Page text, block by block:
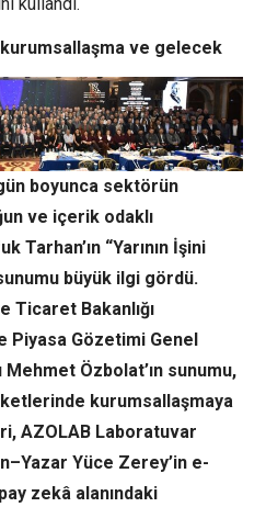
ve gelecek
boyunca sektörün
ve içerik odaklı
Tarhan’ın “Yarının İşini
büyük ilgi gördü.
Ticaret Bakanlığı
Piyasa Gözetimi Genel
Özbolat’ın sunumu,
kurumsallaşmaya
AZOLAB Laboratuvar
Yüce Zerey’in e-
zekâ alanındaki